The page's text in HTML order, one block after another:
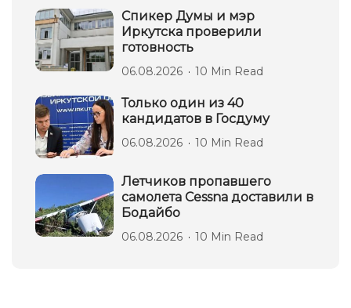
Спикер Думы и мэр
Иркутска проверили
готовность
06.08.2026 10 Min Read
Только один из 40
кандидатов в Госдуму
06.08.2026 10 Min Read
Летчиков пропавшего
самолета Cessna доставили в
Бодайбо
06.08.2026 10 Min Read